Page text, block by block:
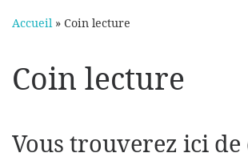
re des
Bilan
Accueil » Coin lecture
Coin lecture
Vous trouverez ici